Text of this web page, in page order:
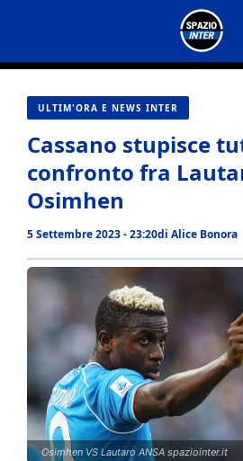
contenuto
ULTIM'ORA E NEWS INTER
Cassano stupisce
confronto fra
Osimhen
5 Settembre 2023 - 23:20di Alice Bonora
Osimhen VS Lautaro ANSA spaziointer.it